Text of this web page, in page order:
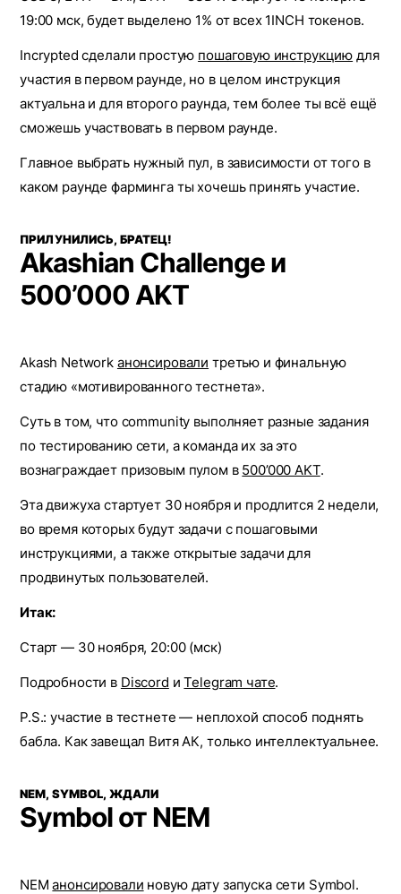
19:00 мск, будет выделено 1% от всех 1INCH токенов.
Incrypted сделали простую пошаговую инструкцию для
участия в первом раунде, но в целом инструкция
актуальна и для второго раунда, тем более ты всё ещё
сможешь участвовать в первом раунде.
Главное выбрать нужный пул, в зависимости от того в
каком раунде фарминга ты хочешь принять участие.
ПРИЛУНИЛИСЬ, БРАТЕЦ!
Akashian Challenge и
500’000 AKT
Akash Network анонсировали третью и финальную
стадию «мотивированного тестнета».
Суть в том, что community выполняет разные задания
по тестированию сети, а команда их за это
вознаграждает призовым пулом в 500’000 AKT.
Эта движуха стартует 30 ноября и продлится 2 недели,
во время которых будут задачи с пошаговыми
инструкциями, а также открытые задачи для
продвинутых пользователей.
Итак:
Старт — 30 ноября, 20:00 (мск)
Подробности в Discord иTelegram чате.
P.S.: участие в тестнете — неплохой способ поднять
бабла. Как завещал Витя АК, только интеллектуальнее.
NEM, SYMBOL, ЖДАЛИ
Symbol от NEM
NEMанонсировали новую дату запуска сети Symbol.